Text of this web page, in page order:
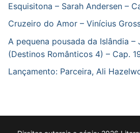
Esquisitona – Sarah Andersen –
Cruzeiro do Amor – Vinícius
A pequena pousada da Islândia –
(Destinos Românticos 4) – Cap.
Lançamento: Parceira, Ali